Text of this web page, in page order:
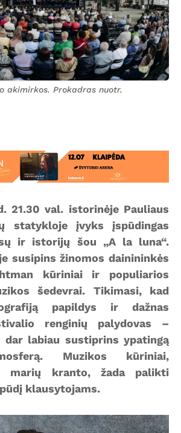
akimirkos. Prokadras nuotr.
21.30 val. istorinėje Pauliaus
statykloje įvyks įspūdingas
ir istorijų šou „A la luna“.
susipins žinomos dainininkės
kūriniai ir populiarios
šedevrai. Tikimasi, kad
papildys ir dažnas
renginių palydovas –
dar labiau sustiprins ypatingą
Muzikos kūriniai,
marių kranto, žada palikti
klausytojams.